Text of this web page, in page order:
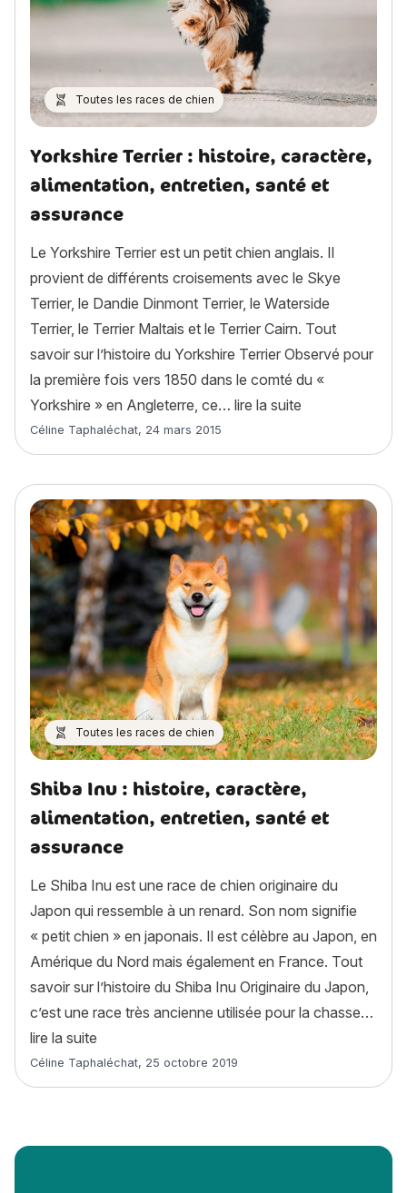
Toutes les races de chien
Yorkshire Terrier : histoire, caractère,
alimentation, entretien, santé et
assurance
Le Yorkshire Terrier est un petit chien anglais. Il
provient de différents croisements avec le Skye
Terrier, le Dandie Dinmont Terrier, le Waterside
Terrier, le Terrier Maltais et le Terrier Cairn. Tout
savoir sur l’histoire du Yorkshire Terrier Observé pour
la première fois vers 1850 dans le comté du «
Yorkshire » en Angleterre, ce… lire la suite
Article rédigé par
Céline Taphaléchat, 24 mars 2015
Toutes les races de chien
Shiba Inu : histoire, caractère,
alimentation, entretien, santé et
assurance
Le Shiba Inu est une race de chien originaire du
Japon qui ressemble à un renard. Son nom signifie
« petit chien » en japonais. Il est célèbre au Japon, en
Amérique du Nord mais également en France. Tout
savoir sur l’histoire du Shiba Inu Originaire du Japon,
c’est une race très ancienne utilisée pour la chasse…
lire la suite
Article rédigé par
Céline Taphaléchat, 25 octobre 2019